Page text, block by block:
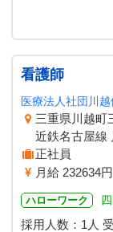
看護師
医療法人社団川
三重県川越町
近鉄名古屋線
正社員
月給 232634
ハローワーク
採用人数：1人